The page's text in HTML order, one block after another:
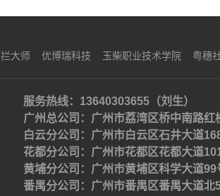
拦大师 优博瑞科技 玉柴职业技术学院 粤穗
服务热线：13640303655（刘生）
广州总公司：广州市荔湾区桥中南路红
白云分公司：广州市白云区石井大道
花都分公司：广州市花都区花都大道
黄埔分公司：广州市黄埔区科学大道99
番禺分公司：广州市番禺区番禺大道北